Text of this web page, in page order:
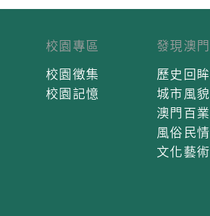
校園專區
校園徵集
校園記憶
發現澳門
歷史回眸
城市風貌
澳門百業
風俗民情
文化藝術